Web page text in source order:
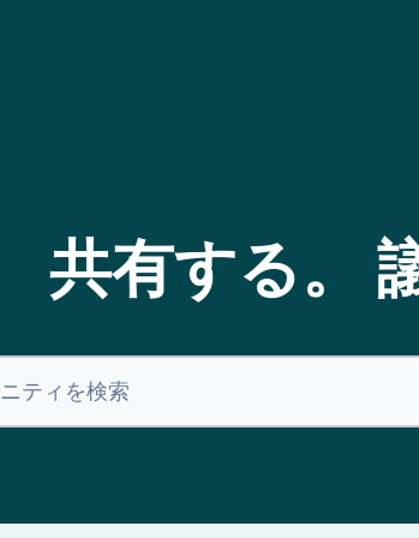
共有する。